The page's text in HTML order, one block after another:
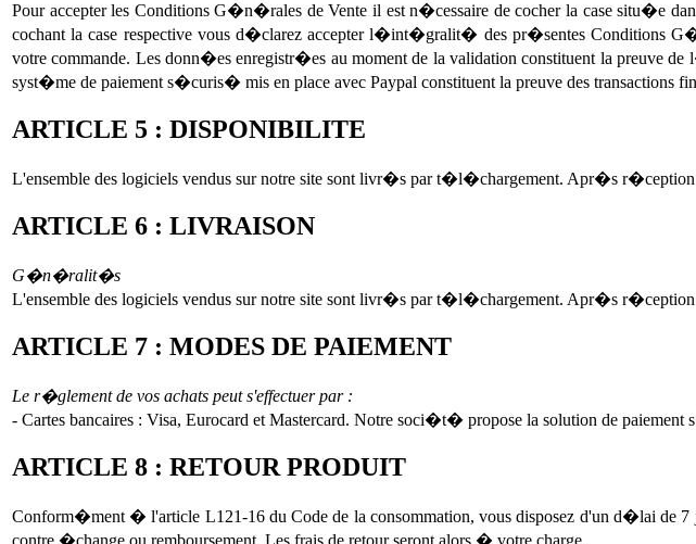
Pour accepter les Conditions G�n�rales de Vente il est n�cessaire de cocher la case situ�e
cochant la case respective vous d�clarez accepter l�int�gralit� des pr�sentes Conditions
votre commande. Les donn�es enregistr�es au moment de la validation constituent la preuve
syst�me de paiement s�curis� mis en place avec Paypal constituent la preuve des transactions
ARTICLE 5 : DISPONIBILITE
L'ensemble des logiciels vendus sur notre site sont livr�s par t�l�chargement. Apr�s
ARTICLE 6 : LIVRAISON
G�n�ralit�s
L'ensemble des logiciels vendus sur notre site sont livr�s par t�l�chargement. Apr�s
ARTICLE 7 : MODES DE PAIEMENT
Le r�glement de vos achats peut s'effectuer par :
- Cartes bancaires : Visa, Eurocard et Mastercard. Notre soci�t� propose la solution de
ARTICLE 8 : RETOUR PRODUIT
Conform�ment � l'article L121-16 du Code de la consommation, vous disposez d'un d�lai de
contre �change ou remboursement. Les frais de retour seront alors � votre charge.